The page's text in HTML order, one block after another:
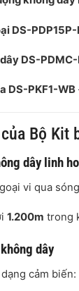
DS-
DS-
DS-PKF1-WB
Bộ Kit
dây linh
vi qua
1.200m trong
dây
cảm